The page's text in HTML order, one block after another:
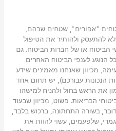
"אפורים", שטחים שבהם,
להתעסק ולהותיר את הטיפול
הביטוח או של חברות הביטוח. גם
הנוגע לענפי הביטוח האחרים
מכיוון שאנחנו מאמינים שידע
הנכונות עבורכם), יש תחום אחד
את הראש בחול ולהניח למישהו
הבריאות. פשוט, מכיוון שבעוד
בשורה התחתונה, ברכוש בלבד,
שלפעמים, עשוי להוות את